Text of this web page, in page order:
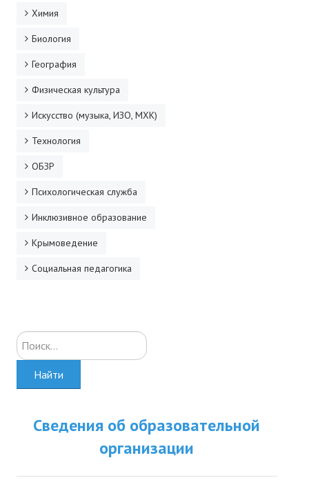
Химия
Биология
География
Физическая культура
Искусство (музыка, ИЗО, МХК)
Технология
ОБЗР
Психологическая служба
Инклюзивное образование
Крымоведение
Социальная педагогика
Искать...
Найти
Сведения об образовательной
организации